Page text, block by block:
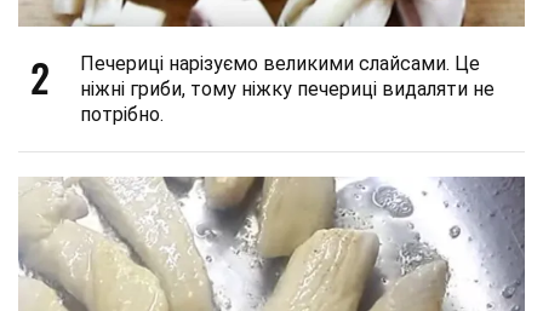
2
Печериці нарізуємо великими слайсами. Це
ніжні гриби, тому ніжку печериці видаляти не
потрібно.